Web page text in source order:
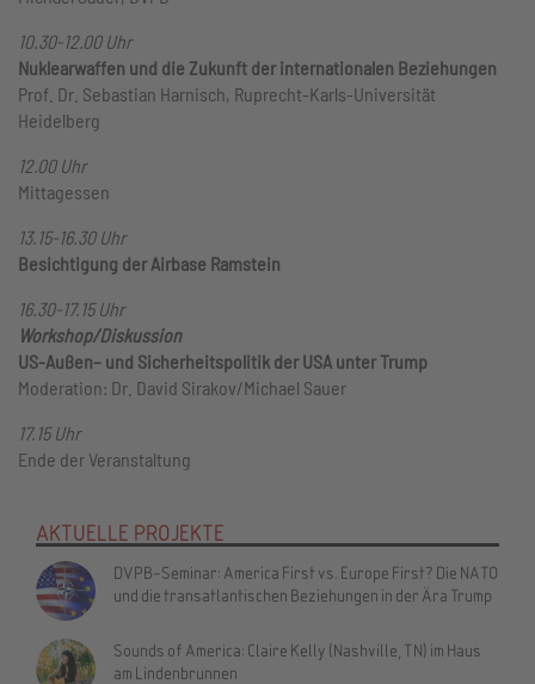
10.30-12.00 Uhr
Nuklearwaffen und die Zukunft der internationalen Beziehungen
Prof. Dr. Sebastian Harnisch, Ruprecht-Karls-Universität
Heidelberg
12.00 Uhr
Mittagessen
13.15-16.30 Uhr
Besichtigung der Airbase Ramstein
16.30-17.15 Uhr
Workshop/Diskussion
US-Außen– und Sicherheitspolitik der USA unter Trump
Moderation: Dr. David Sirakov/Michael Sauer
17.15 Uhr
Ende der Veranstaltung
AKTUELLE PROJEKTE
DVPB-Seminar: America First vs. Europe First? Die NATO
und die transatlantischen Beziehungen in der Ära Trump
Sounds of America: Claire Kelly (Nashville, TN) im Haus
am Lindenbrunnen